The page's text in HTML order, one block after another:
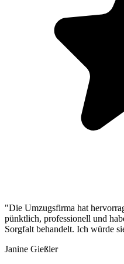
"Die Umzugsfirma hat
pünktlich, professionell und
Sorgfalt behandelt. Ich würde
Janine Gießler